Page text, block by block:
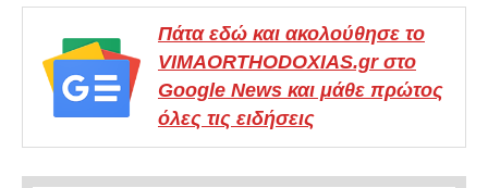
Πάτα εδώ και ακολούθησε το
VIMAORTHODOXIAS.gr στο
Google News και μάθε πρώτος
όλες τις ειδήσεις